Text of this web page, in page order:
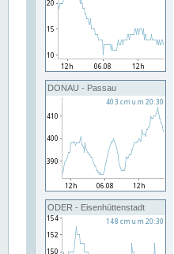
DONAU - Passau
ODER - Eisenhüttenstadt